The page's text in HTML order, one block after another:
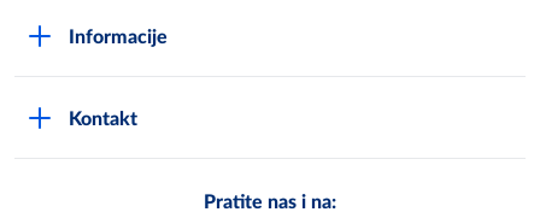
DPN zaštita podatak
Informacije
Kontakt
Pratite nas i na: